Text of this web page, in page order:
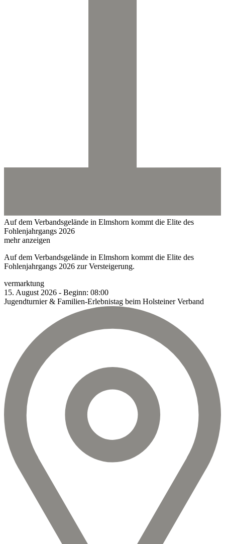
Auf dem Verbandsgelände in Elmshorn kommt die Elite des
Fohlenjahrgangs 2026
mehr anzeigen
Auf dem Verbandsgelände in Elmshorn kommt die Elite des
Fohlenjahrgangs 2026 zur Versteigerung.
vermarktung
15. August 2026 - Beginn: 08:00
Jugendturnier & Familien-Erlebnistag beim Holsteiner Verband